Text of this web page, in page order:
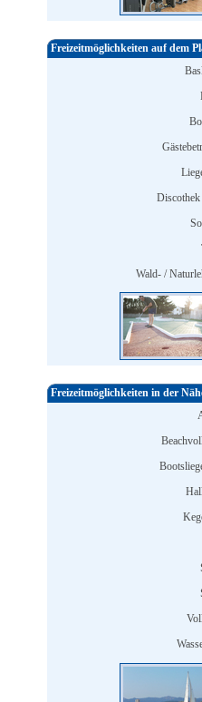
Freizeitmöglichkeiten auf dem
Wald- /
Freizeitmöglichkeiten in der